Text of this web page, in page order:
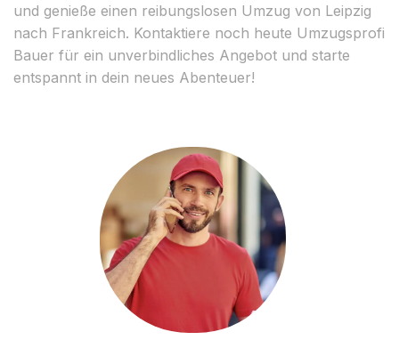
und genieße einen reibungslosen Umzug von Leipzig
nach Frankreich. Kontaktiere noch heute Umzugsprofi
Bauer für ein unverbindliches Angebot und starte
entspannt in dein neues Abenteuer!